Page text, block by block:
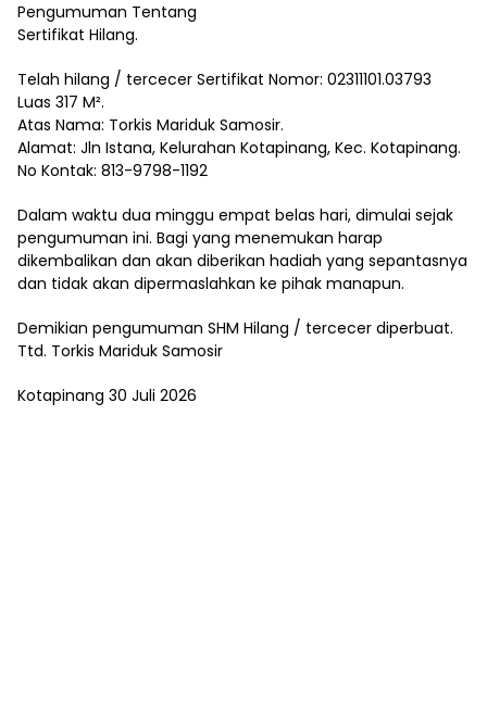
Pengumuman Tentang
Sertifikat Hilang.
Telah hilang / tercecer Sertifikat Nomor: 02311101.03793
Luas 317 M².
Atas Nama: Torkis Mariduk Samosir.
Alamat: Jln Istana, Kelurahan Kotapinang, Kec. Kotapinang.
No Kontak: 813-9798-1192
Dalam waktu dua minggu empat belas hari, dimulai sejak
pengumuman ini. Bagi yang menemukan harap
dikembalikan dan akan diberikan hadiah yang sepantasnya
dan tidak akan dipermaslahkan ke pihak manapun.
Demikian pengumuman SHM Hilang / tercecer diperbuat.
Ttd. Torkis Mariduk Samosir
Kotapinang 30 Juli 2026